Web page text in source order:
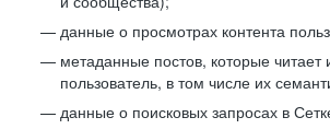
данные о просмотрах контента
метаданные постов, которые читает
пользователь, в том числе их
данные о поисковых запросах в